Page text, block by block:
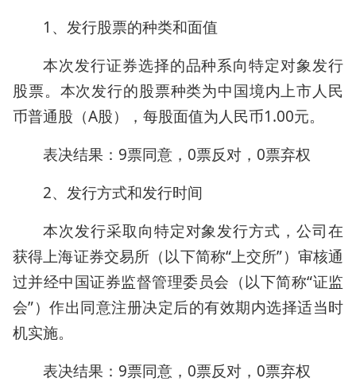
1、发行股票的种类和面值
本次发行证券选择的品种系向特定对象发行
股票。本次发行的股票种类为中国境内上市人民
币普通股（A股），每股面值为人民币1.00元。
表决结果：9票同意，0票反对，0票弃权
2、发行方式和发行时间
本次发行采取向特定对象发行方式，公司在
获得上海证券交易所（以下简称“上交所”）审核通
过并经中国证券监督管理委员会（以下简称“证监
会”）作出同意注册决定后的有效期内选择适当时
机实施。
表决结果：9票同意，0票反对，0票弃权